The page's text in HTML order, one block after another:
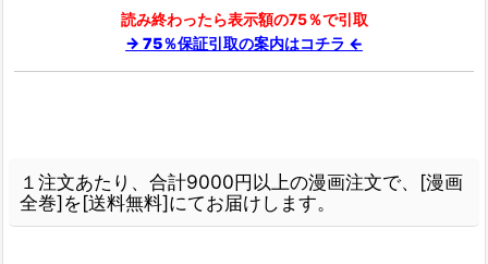
読み終わったら表示額の75％で引取
→ 75％保証引取の案内はコチラ ←
１注文あたり、合計9000円以上の漫画注文で、[漫画
全巻]を[送料無料]にてお届けします。